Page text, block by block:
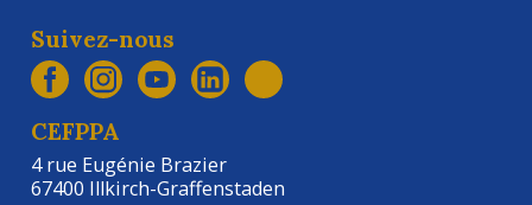
CEFPPA
4 rue Eugénie Brazier
67400 Illkirch-Graffenstaden
Suivez-nous